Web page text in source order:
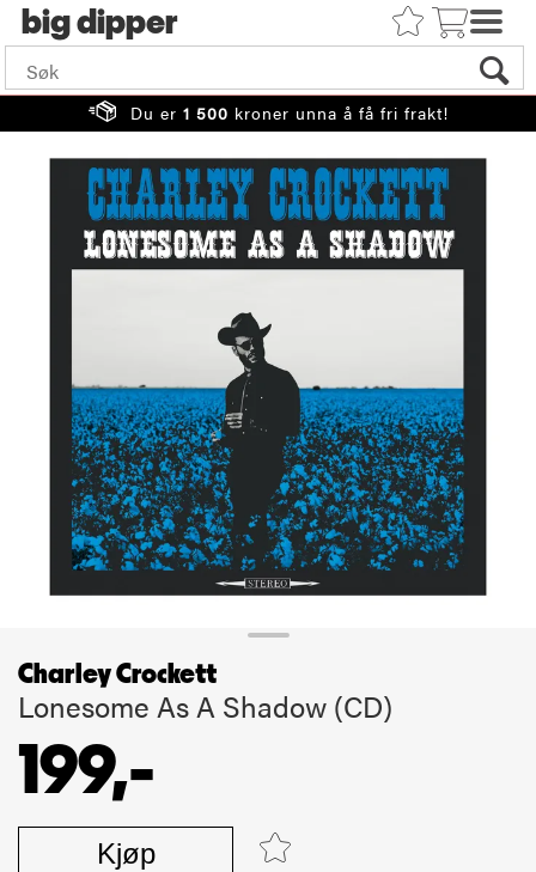
big
Du er 1 500 kroner unna å få fri frakt!
Charley Crockett
Lonesome As A Shadow (CD)
199,-
Kjøp